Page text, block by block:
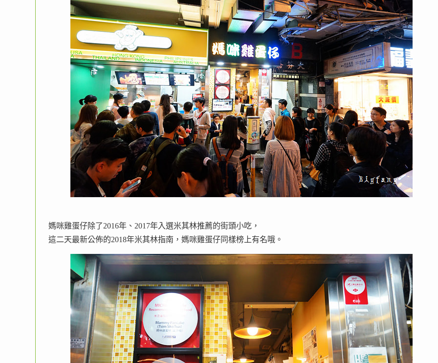
媽咪雞蛋仔除了2016年、2017年入選米其林推薦的街頭小吃，
這二天最新公佈的2018年米其林指南，媽咪雞蛋仔同樣榜上有名哦。